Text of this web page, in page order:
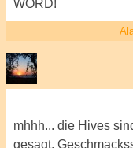
WORD!
mhhh... die Hives
gesagt,